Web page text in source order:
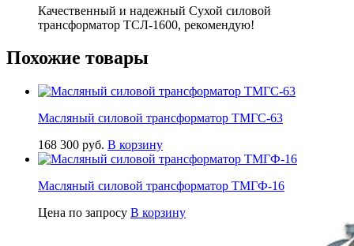
Качественный и надежный Сухой силовой
трансформатор ТСЛ-1600, рекомендую!
Похожие товары
Масляный силовой трансформатор ТМГС-63
168 300 руб. В корзину
Масляный силовой трансформатор ТМГФ-16
Цена по запросу В корзину